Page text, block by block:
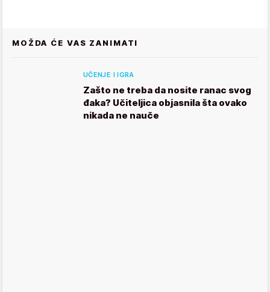
MOŽDA ĆE VAS ZANIMATI
UČENJE I IGRA
Zašto ne treba da nosite ranac svog
đaka? Učiteljica objasnila šta ovako
nikada ne nauče